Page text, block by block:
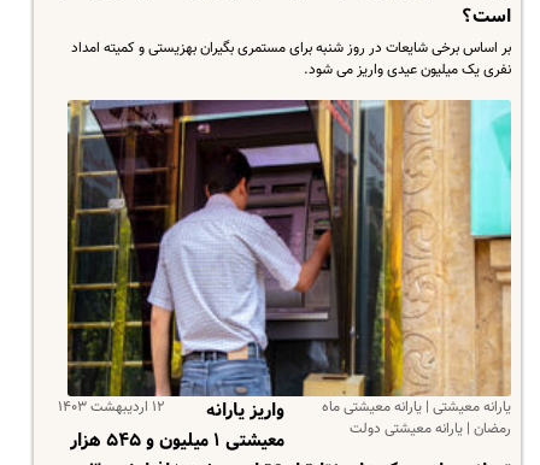
است؟
بر اساس برخی شایعات در روز شنبه برای مستمری بگیران بهزیستی و کمیته امداد
نفری یک میلیون عیدی واریز می شود.
یارانه معیشتی | یارانه معیشتی ماه
رمضان | یارانه معیشتی دولت
۱۲ اردیبهشت ۱۴۰۳
واریز یارانه
معیشتی ۱ میلیون و ۵۴۵ هزار